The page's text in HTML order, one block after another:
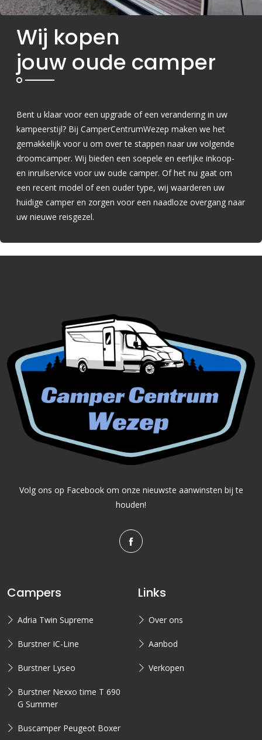
Wij kopen
jouw oude camper
Bent u klaar voor een upgrade of een verandering in uw
kampeerstijl? Bij CamperCentrumWezep maken we het
gemakkelijk voor u om over te stappen naar uw volgende
droomcamper. Wij bieden een soepele en eerlijke inkoop-
en inruilservice voor uw oude camper. Of het nu gaat om
een recent model of een ouder type, wij waarderen uw
huidige camper en zorgen voor een naadloze overgang naar
uw nieuwe reisgezel.
Volg ons op Facebook om onze nieuwste aanwinsten bij te
houden!
Campers
Adria Twin Supreme
Burstner IC-Line
Burstner Lyseo
Burstner Nexxo time T 690
G Summer
Buscamper Peugeot Boxer
Links
Over ons
Aanbod
Verkopen